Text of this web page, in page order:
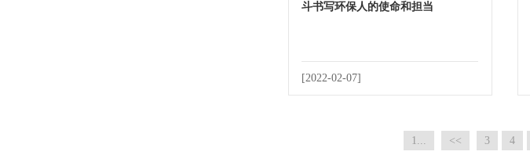
斗书写环保人的使命和担当
[2022-02-07]
1... << 3 4